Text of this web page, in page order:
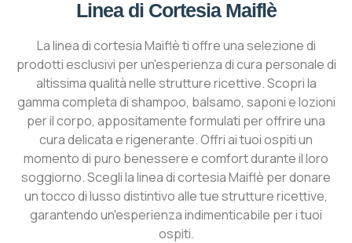
Linea di Cortesia Maiflè
La linea di cortesia Maiflè ti offre una selezione di
prodotti esclusivi per un'esperienza di cura personale di
altissima qualità nelle strutture ricettive. Scopri la
gamma completa di shampoo, balsamo, saponi e lozioni
per il corpo, appositamente formulati per offrire una
cura delicata e rigenerante. Offri ai tuoi ospiti un
momento di puro benessere e comfort durante il loro
soggiorno. Scegli la linea di cortesia Maiflè per donare
un tocco di lusso distintivo alle tue strutture ricettive,
garantendo un'esperienza indimenticabile per i tuoi
ospiti.